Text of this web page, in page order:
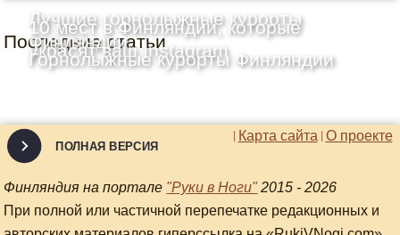
Последние статьи
Лучшие горнолыжные курорты
Финляндии
10 мест в Финляндии, которые
украсят ваш Instagram
Горнолыжные курорты Финляндии
О проекте
Карта сайта
ПОЛНАЯ ВЕРСИЯ
Финляндия на портале "Руки в Ноги" 2015 - 2026
При полной или частичной перепечатке редакционных и